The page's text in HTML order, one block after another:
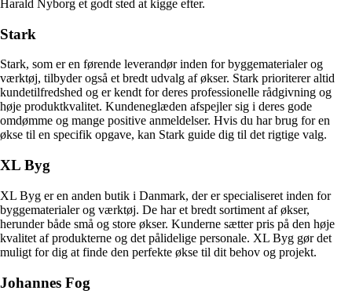
Harald Nyborg et godt sted at kigge efter.
Stark
Stark, som er en førende leverandør inden for byggematerialer og
værktøj, tilbyder også et bredt udvalg af økser. Stark prioriterer altid
kundetilfredshed og er kendt for deres professionelle rådgivning og
høje produktkvalitet. Kundeneglæden afspejler sig i deres gode
omdømme og mange positive anmeldelser. Hvis du har brug for en
økse til en specifik opgave, kan Stark guide dig til det rigtige valg.
XL Byg
XL Byg er en anden butik i Danmark, der er specialiseret inden for
byggematerialer og værktøj. De har et bredt sortiment af økser,
herunder både små og store økser. Kunderne sætter pris på den høje
kvalitet af produkterne og det pålidelige personale. XL Byg gør det
muligt for dig at finde den perfekte økse til dit behov og projekt.
Johannes Fog